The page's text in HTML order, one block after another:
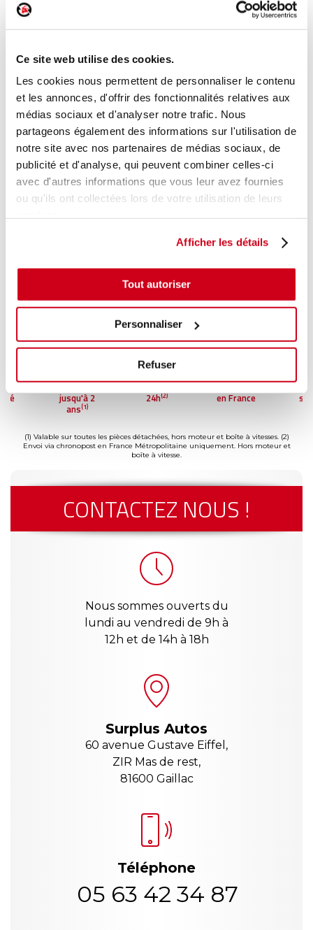
Ce site web utilise des cookies.
Les cookies nous permettent de personnaliser le contenu
et les annonces, d'offrir des fonctionnalités relatives aux
médias sociaux et d'analyser notre trafic. Nous
partageons également des informations sur l'utilisation de
notre site avec nos partenaires de médias sociaux, de
publicité et d'analyse, qui peuvent combiner celles-ci
avec d'autres informations que vous leur avez fournies
ou qu'ils ont collectées lors de votre utilisation de leurs
Afficher les détails
Tout autoriser
Personnaliser
Refuser
Bras d'essuie-glace avant
Réf. constructeur :6429Y0
Modèle de provenance
Caractéristiques techniques
En stock 17,00 € TTC
AJOUTER AU PANIER
Garantie
jusqu'à 2
ans(1)
Livraison dès
24h(2)
Reconditionné
en France
(1) Valable sur toutes les pièces détachées, hors moteur et boîte à vitesses. (2)
Envoi via chronopost en France Métropolitaine uniquement. Hors moteur et
boîte à vitesse.
CONTACTEZ NOUS !
Nous sommes ouverts du
lundi au vendredi de 9h à
12h et de 14h à 18h
Surplus Autos
60 avenue Gustave Eiffel,
ZIR Mas de rest,
81600 Gaillac
Téléphone
05 63 42 34 87